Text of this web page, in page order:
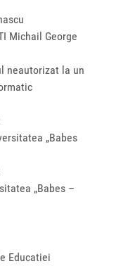
Michail George
neautorizat la un
„Babes
„Babes –
Educatiei